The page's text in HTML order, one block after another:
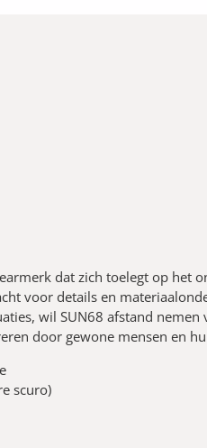
dat zich toelegt op het
voor details en
wil SUN68 afstand nemen
door gewone mensen en
scuro)